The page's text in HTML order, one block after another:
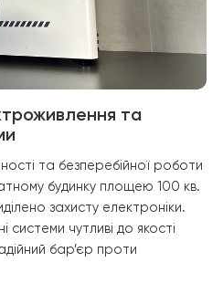
вода довше зберігає
насосу не потрібно часто
підігріву, що позитивно
електроенергії.
водопостачання виконані
та додатково
втрат. Підключення
якісної латунної запірної
та роз’ємних з’єднань, що
технічне обслуговування.
систему керування